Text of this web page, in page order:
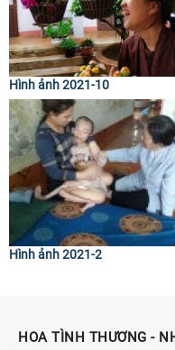
Hình ảnh 2021-10
Hình ảnh 2021-2
HOA TÌNH THƯƠNG -